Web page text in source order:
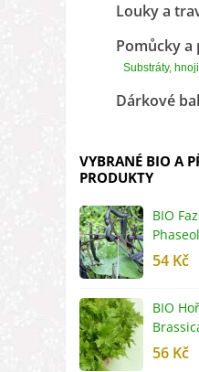
Louky a
Pomůcky
Substráty,
Dárkové
VYBRANÉ BIO A
PRODUKTY
BIO
54 Kč
BIO
56 Kč